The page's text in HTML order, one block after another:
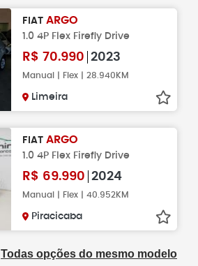
FIAT ARGO
1.0 4P Flex Firefly Drive
R$ 70.990 2023
Manual | Flex | 28.940KM
Limeira
FIAT ARGO
1.0 4P Flex Firefly Drive
R$ 69.990 2024
Manual | Flex | 40.952KM
Piracicaba
Todas opções do mesmo modelo